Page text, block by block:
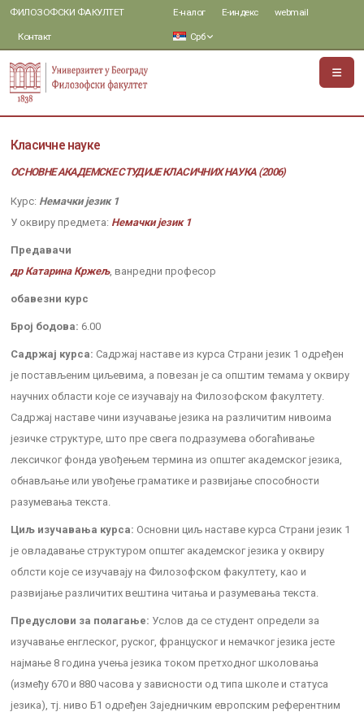
ФИЛОЗОФСКИ ФАКУЛТЕТ
Контакт
Е-налог Е-индекс webmail
Срб
Класичне науке
ОСНОВНЕ АКАДЕМСКЕ СТУДИЈЕ КЛАСИЧНИХ НАУКА (2006)
Курс: Немачки језик 1
У оквиру предмета: Немачки језик 1
Предавачи
др Катарина Кржељ, ванредни професор
обавезни курс
Број бодова: 6.00
Садржај курса: Садржај наставе из курса Страни језик 1 одређен
je постављеним циљевима, а повезан je са општим темама у оквиру
научних области које се изучавају на Филозофском факултету.
Садржај наставе чини изучавање језика на различитим нивоима
језичке структуре, што пре свега подразумева обогаћивање
лексичког фонда увођењем термина из општег академског језика,
обнављање или увођење граматике и развијање способности
разумевања текста.
Циљ изучавања курса: Основни циљ наставе курса Страни језик 1
је овладавање структуром општег академског језика у оквиру
облсти које се изучавају на Филозофском факултету, као и
развијање различитих вештина читања и разумевања текста.
Предуслови за полагање: Услов да се студент определи за
изучавање енглеског, руског, француског и немачког језика јесте
најмање 8 година учења језика током претходног школовања
(између 670 и 880 часова у зависности од типа школе и статуса
језика), тј. ниво Б1 одређен Заједничким европским референтним